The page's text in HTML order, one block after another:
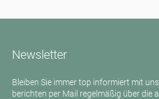
Newsletter
Bleiben Sie immer top informiert mit
berichten per Mail regelmäßig über die